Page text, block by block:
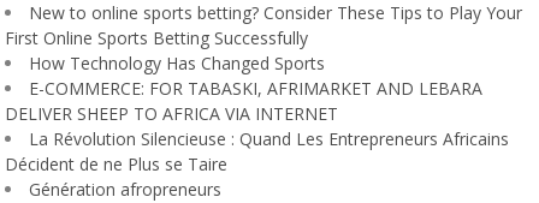
New to online sports betting? Consider These Tips to Play Your
First Online Sports Betting Successfully
How Technology Has Changed Sports
E-COMMERCE: FOR TABASKI, AFRIMARKET AND LEBARA
DELIVER SHEEP TO AFRICA VIA INTERNET
La Révolution Silencieuse : Quand Les Entrepreneurs Africains
Décident de ne Plus se Taire
Génération afropreneurs